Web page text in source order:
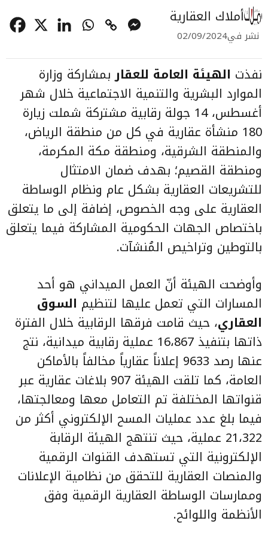
أملاك العقارية
نشر في02/09/2024
نفذت الهيئة العامة للعقار بمشاركة وزارة
الموارد البشرية والتنمية الاجتماعية خلال شهر
أغسطس، 14 جولة رقابية مشتركة شملت زيارة
180 منشأة عقارية في كل من منطقة الرياض،
والمنطقة الشرقية، ومنطقة مكة المكرمة،
ومنطقة القصيم؛ بهدف ضمان الامتثال
للتشريعات العقارية بشكل عام ونظام الوساطة
العقارية على وجه الخصوص، إضافة إلى ما يتعلق
باختصاص الجهات الحكومية المشاركة فيما يتعلق
بالتوطين وتراخيص المُنشآت.
وأوضحت الهيئة أنّ العمل الميداني هو أحد
المسارات التي تعمل عليها لتنظيم السوق
العقاري، حيث قامت فرقها الرقابية خلال الفترة
ذاتها بتنفيذ 16،867 عملية رقابية ميدانية، نتج
عنها رصد 9633 إعلاناً عقارياً مخالفاً بالأماكن
العامة، كما تلقت الهيئة 907 بلاغات عقارية عبر
قنواتها المختلفة تم التعامل معها ومعالجتها،
فيما بلغ عدد عمليات المسح الإلكتروني أكثر من
21،322 عملية، حيث تنتهج الهيئة الرقابة
الإلكترونية التي تستهدف القنوات الرقمية
والمنصات العقارية للتحقق من نظامية الإعلانات
وممارسات الوساطة العقارية الرقمية وفق
الأنظمة واللوائح.